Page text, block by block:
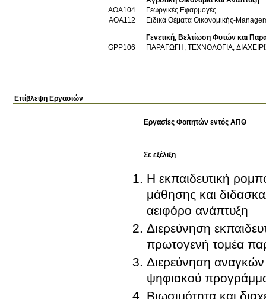
AOA104
Γεωργικές Εφαρμογές
AOA112
Ειδικά Θέματα Οικονομικής-
Γενετική, Βελτίωση Φυτών και
GPP106
ΠΑΡΑΓΩΓΗ, ΤΕΧΝΟΛΟΓΙΑ,
Επίβλεψη Εργασιών
Εργασίες Φοιτητών εντός ΑΠΘ
Σε εξέλιξη
Η εκπαιδευτική
μάθησης και
αειφόρο ανάπτυξη
Διερεύνηση
πρωτογενή τομέα
Διερεύνηση
ψηφιακού
Βιωσιμότητα και